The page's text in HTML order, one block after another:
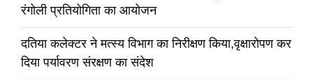
रंगोली प्रतियोगिता का आयोजन
दतिया कलेक्टर ने मत्स्य विभाग का निरीक्षण किया,वृक्षारोपण कर
दिया पर्यावरण संरक्षण का संदेश